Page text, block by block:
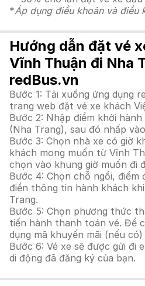
*Áp dụng điều khoản và điều
Hướng dẫn đặt vé
Vĩnh Thuận đi Nha
redBus.vn
Bước 1: Tải xuống ứng dụng
trang web đặt vé xe khách
Bước 2: Nhập điểm khởi
(Nha Trang), sau đó nhấp
Bước 3: Chọn nhà xe có giờ
khách mong muốn từ Vĩnh
chọn vào khung giờ muốn đi
Bước 4: Chọn chỗ ngồi, điểm
điền thông tin hành khách
Trang.
Bước 5: Chọn phương thức
tiến hành thanh toán vé. Để
dụng mã khuyến mãi (nếu
Bước 6: Vé xe sẽ được gửi đi
di động đã đăng ký của bạn.